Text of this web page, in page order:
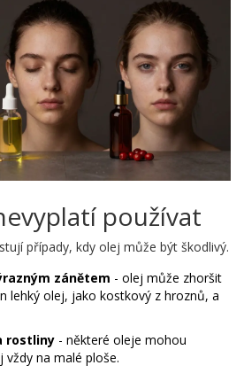
používat
případy, kdy olej může být škodlivý.
zánětem - olej může zhoršit
lehký olej, jako kostkový z hroznů, a
rostliny - některé oleje mohou
vždy na malé ploše.